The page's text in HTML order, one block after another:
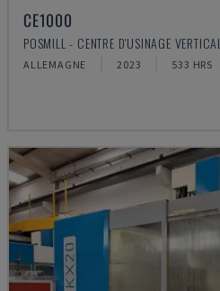
CE1000
POSMILL - CENTRE D'USINAGE VERTICAL
ALLEMAGNE 2023 533 HRS